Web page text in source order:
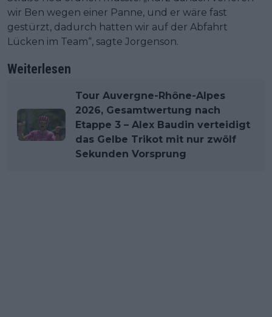
wir Ben wegen einer Panne, und er wäre fast
gestürzt, dadurch hatten wir auf der Abfahrt
Lücken im Team“, sagte Jorgenson.
Weiterlesen
Tour Auvergne-Rhône-Alpes
2026, Gesamtwertung nach
Etappe 3 – Alex Baudin verteidigt
das Gelbe Trikot mit nur zwölf
Sekunden Vorsprung